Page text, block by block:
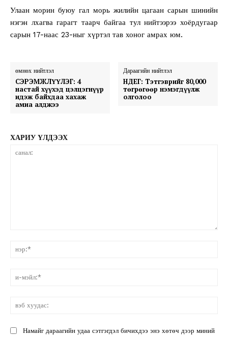
Улаан морин буюу гал морь жилийн цагаан сарын шинийн
нэгэн лхагва гарагт таарч байгаа тул нийтээрээ хоёрдугаар
сарын 17-наас 23-ныг хүртэл тав хоног амрах юм.
өмнөх нийтлэл
CЭРЭМЖЛҮҮЛЭГ: 4
настай хүүхэд цэлцэгнүүр
идэж байхдаа хахаж
амиа алджээ
Дараагийн нийтлэл
НДЕГ: Тэтгэврийг 80,000
төгрөгөөр нэмэгдүүлж
олголоо
ХАРИУ ҮЛДЭЭХ
Намайг дараагийн удаа сэтгэгдэл бичихдээ энэ хөтөч дээр миний